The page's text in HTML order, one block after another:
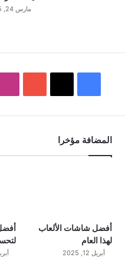
مارس 24, 2025
ب
u
ت
ا
المضافة مؤخرا
أفضل شاشات الألعاب
لهذا العام
أبريل 12, 2025 أبريل